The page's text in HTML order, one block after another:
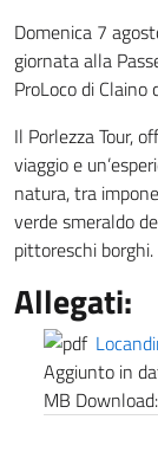
Domenica 7
giornata alla
ProLoco di Claino
Il Porlezza Tour,
viaggio e
natura, tra
verde smeraldo
pittoreschi borghi.
Allegati:
Aggiunto in
MB Download: